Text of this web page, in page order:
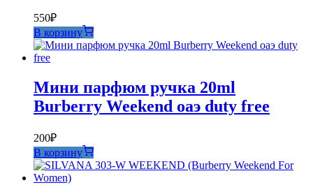
550₽
В корзину
Мини парфюм ручка 20ml
Burberry Weekend оаэ duty free
200₽
В корзину